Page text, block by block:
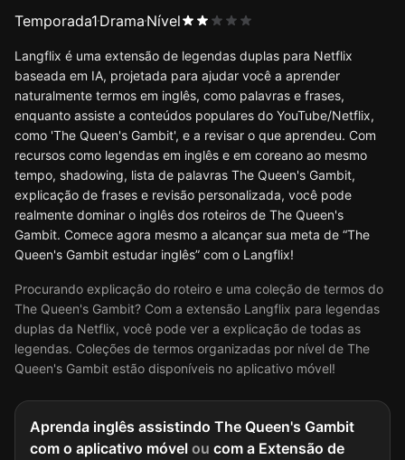
Temporada1 Drama Nível
Langflix é uma extensão de legendas duplas para Netflix
baseada em IA, projetada para ajudar você a aprender
naturalmente termos em inglês, como palavras e frases,
enquanto assiste a conteúdos populares do YouTube/Netflix,
como 'The Queen's Gambit', e a revisar o que aprendeu. Com
recursos como legendas em inglês e em coreano ao mesmo
tempo, shadowing, lista de palavras The Queen's Gambit,
explicação de frases e revisão personalizada, você pode
realmente dominar o inglês dos roteiros de The Queen's
Gambit. Comece agora mesmo a alcançar sua meta de “The
Queen's Gambit estudar inglês” com o Langflix!
Procurando explicação do roteiro e uma coleção de termos do
The Queen's Gambit? Com a extensão Langflix para legendas
duplas da Netflix, você pode ver a explicação de todas as
legendas. Coleções de termos organizadas por nível de The
Queen's Gambit estão disponíveis no aplicativo móvel!
Aprenda inglês assistindo The Queen's Gambit
com o aplicativo móvel ou com a Extensão de